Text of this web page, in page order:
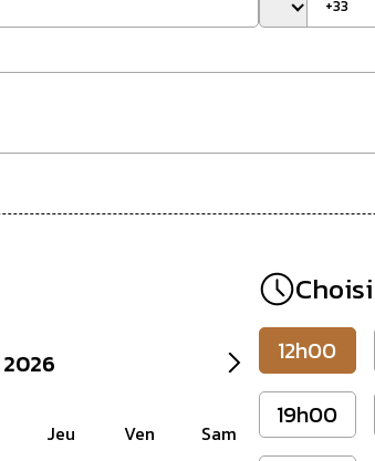
2026
Jeu Ven Sam
12h00
19h00